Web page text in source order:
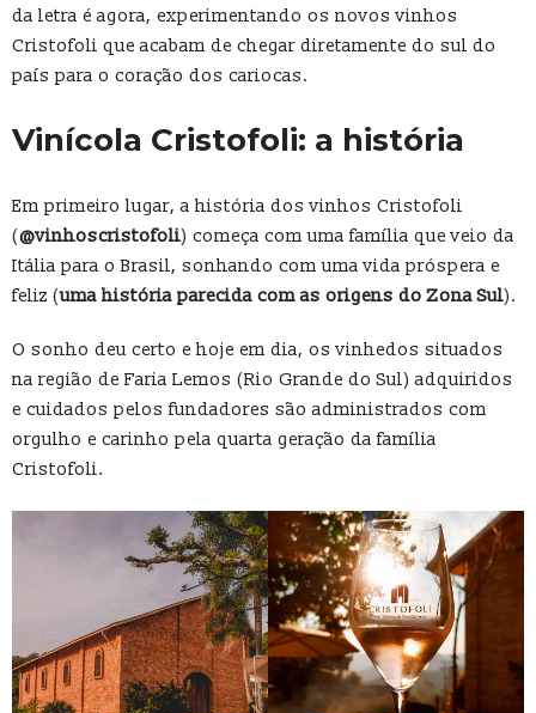
da letra é agora, experimentando os novos vinhos
Cristofoli que acabam de chegar diretamente do sul do
país para o coração dos cariocas.
Vinícola Cristofoli: a história
Em primeiro lugar, a história dos vinhos Cristofoli
(@vinhoscristofoli) começa com uma família que veio da
Itália para o Brasil, sonhando com uma vida próspera e
feliz (uma história parecida com as origens do Zona Sul).
O sonho deu certo e hoje em dia, os vinhedos situados
na região de Faria Lemos (Rio Grande do Sul) adquiridos
e cuidados pelos fundadores são administrados com
orgulho e carinho pela quarta geração da família
Cristofoli.